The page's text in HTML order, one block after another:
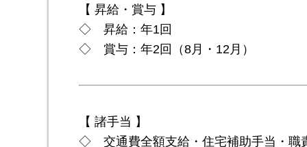
【 昇給・賞与 】
◇ 昇給：年1回
◇ 賞与：年2回（8月・12月）
【 諸手当 】
◇ 交通費全額支給・住宅補助手当・職